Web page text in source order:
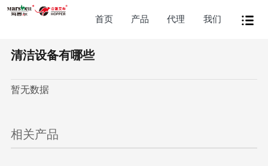
首页 产品 代理 我们
清洁设备有哪些
暂无数据
相关产品